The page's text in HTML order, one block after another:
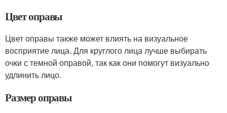
Цвет оправы
Цвет оправы также может влиять на визуальное
восприятие лица. Для круглого лица лучше выбирать
очки с темной оправой, так как они помогут визуально
удлинить лицо.
Размер оправы